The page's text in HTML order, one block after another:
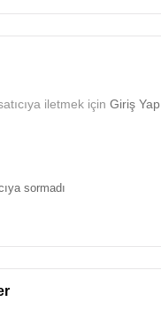
iletmek içinGiriş Yap
sormadı